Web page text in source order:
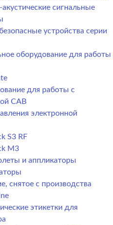
сигнальные
устройства серии
оборудование для работы
для работы с
CAB
электронной
S3 RF
M3
и аппликаторы
снятое с производства
этикетки для